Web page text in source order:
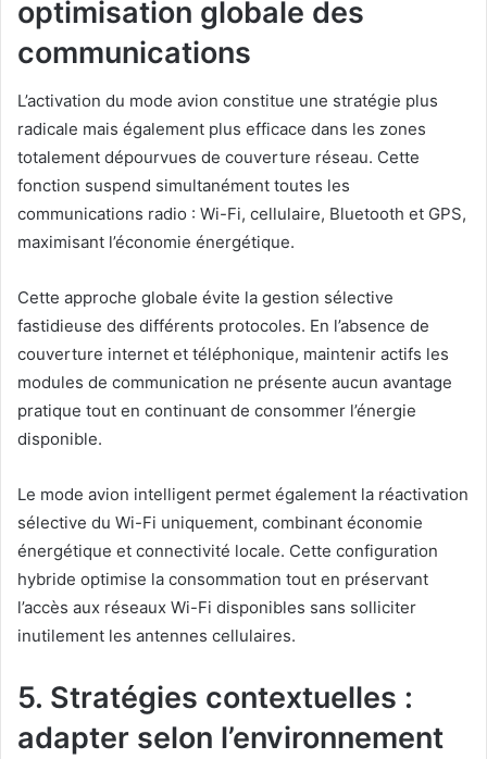
optimisation globale des
communications
L’activation du mode avion constitue une stratégie plus
radicale mais également plus efficace dans les zones
totalement dépourvues de couverture réseau. Cette
fonction suspend simultanément toutes les
communications radio : Wi-Fi, cellulaire, Bluetooth et GPS,
maximisant l’économie énergétique.
Cette approche globale évite la gestion sélective
fastidieuse des différents protocoles. En l’absence de
couverture internet et téléphonique, maintenir actifs les
modules de communication ne présente aucun avantage
pratique tout en continuant de consommer l’énergie
disponible.
Le mode avion intelligent permet également la réactivation
sélective du Wi-Fi uniquement, combinant économie
énergétique et connectivité locale. Cette configuration
hybride optimise la consommation tout en préservant
l’accès aux réseaux Wi-Fi disponibles sans solliciter
inutilement les antennes cellulaires.
5. Stratégies contextuelles :
adapter selon l’environnement